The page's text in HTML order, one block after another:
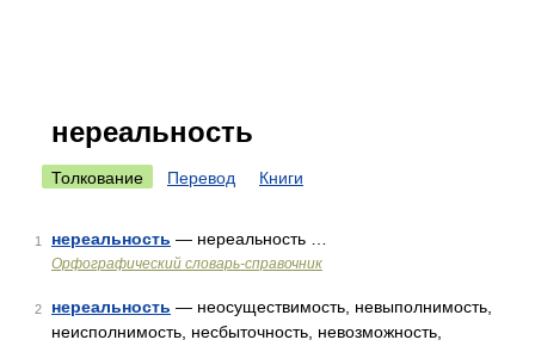
нереальность
Толкование Перевод Книги
1 нереальность — нереальность …
Орфографический словарь-справочник
2 нереальность — неосуществимость, невыполнимость,
неисполнимость, несбыточность, невозможность,